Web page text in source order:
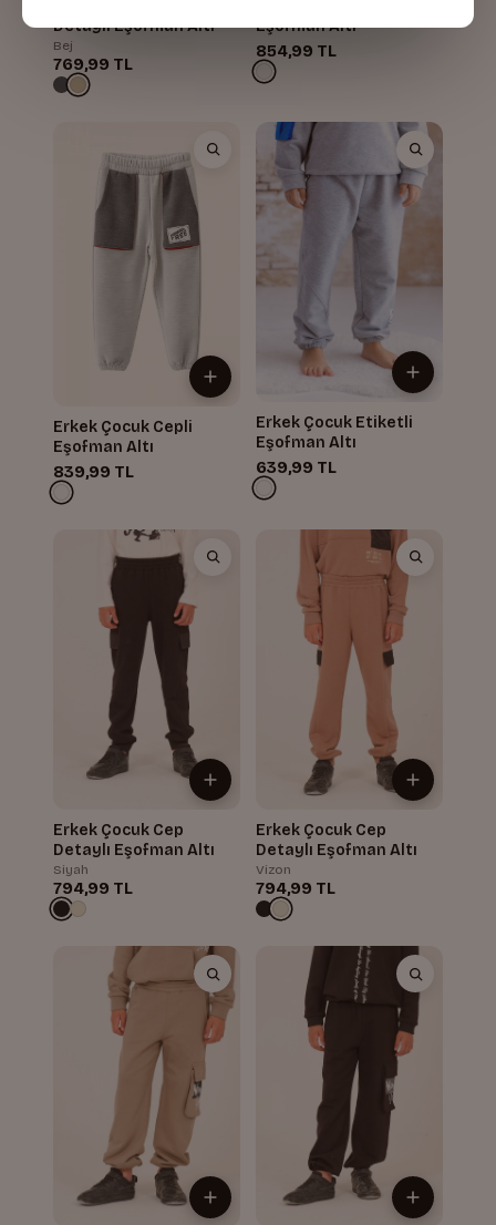
Detaylı Eşofman Altı
Bej
769,99 TL
Eşofman Altı
854,99 TL
Erkek Çocuk Cepli
Eşofman Altı
839,99 TL
Erkek Çocuk Etiketli
Eşofman Altı
639,99 TL
Erkek Çocuk Cep
Detaylı Eşofman Altı
Siyah
794,99 TL
Erkek Çocuk Cep
Detaylı Eşofman Altı
Vizon
794,99 TL